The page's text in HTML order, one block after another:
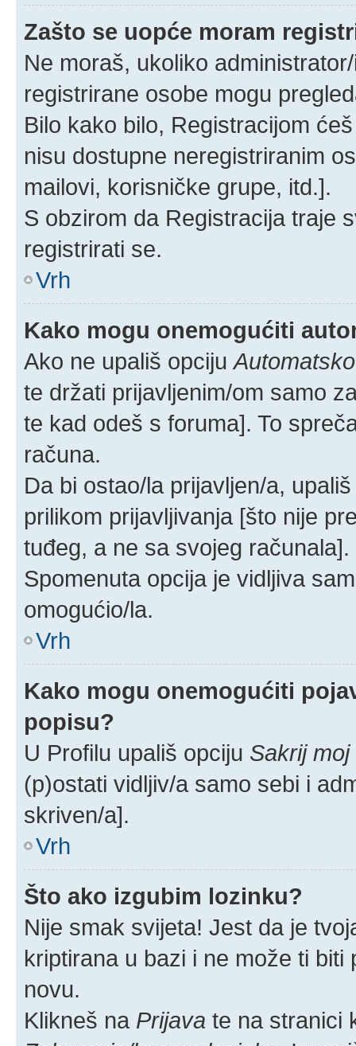
Zašto se uopće moram
Ne moraš, ukoliko
registrirane osobe mogu
Bilo kako bilo, Registracijom
nisu dostupne neregistriranim
mailovi, korisničke grupe, itd.].
S obzirom da Registracija traje
registrirati se.
Vrh
Kako mogu onemogućiti
Ako ne upališ opciju
te držati prijavljenim/om samo
te kad odeš s foruma]. To
računa.
Da bi ostao/la prijavljen/a,
prilikom prijavljivanja [što nije
tuđeg, a ne sa svojeg računala].
Spomenuta opcija je vidljiva
omogućio/la.
Vrh
Kako mogu onemogućiti
popisu?
U Profilu upališ opciju Sakrij
(p)ostati vidljiv/a samo sebi i
skriven/a].
Vrh
Što ako izgubim lozinku?
Nije smak svijeta! Jest da je
kriptirana u bazi i ne može ti
novu.
Klikneš na Prijava te na stranici